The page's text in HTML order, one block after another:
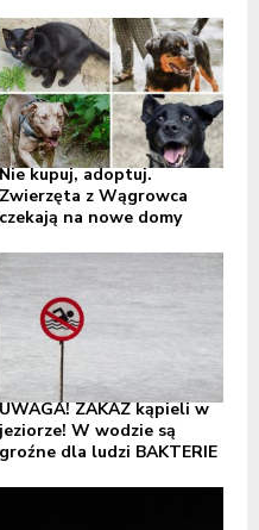
Nie kupuj, adoptuj.
Zwierzęta z Wągrowca
czekają na nowe domy
UWAGA! ZAKAZ kąpieli w
jeziorze! W wodzie są
groźne dla ludzi BAKTERIE